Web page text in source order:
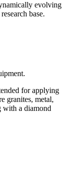
evolving
base.
for applying
granites, metal,
with a diamond